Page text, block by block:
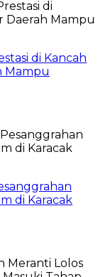
di Kancah
Mampu
di Karacak